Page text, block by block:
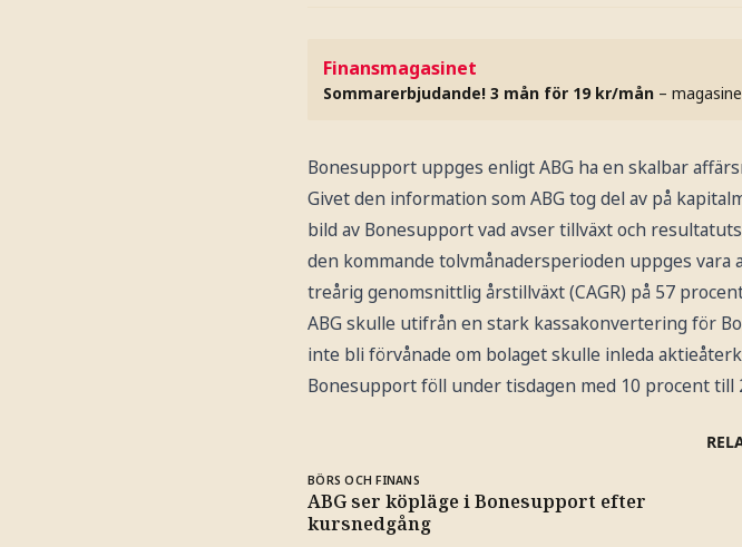
Finansmagasinet
Sommarerbjudande! 3 mån för 19 kr/mån –
Bonesupport uppges enligt ABG ha en skalbar
Givet den information som ABG tog del av på
bild av Bonesupport vad avser tillväxt och
den kommande tolvmånadersperioden uppges
treårig genomsnittlig årstillväxt (CAGR) på 57
ABG skulle utifrån en stark kassakonvertering för
inte bli förvånade om bolaget skulle inleda
Bonesupport föll under tisdagen med 10 procent till
BÖRS OCH FINANS
ABG ser köpläge i Bonesupport efter
kursnedgång